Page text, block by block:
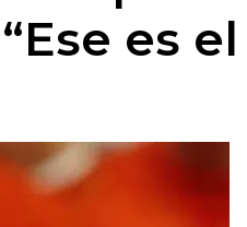
es el